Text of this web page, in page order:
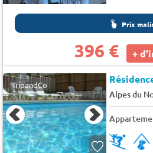
Prix
396 € +
TripandCo
Alpes du